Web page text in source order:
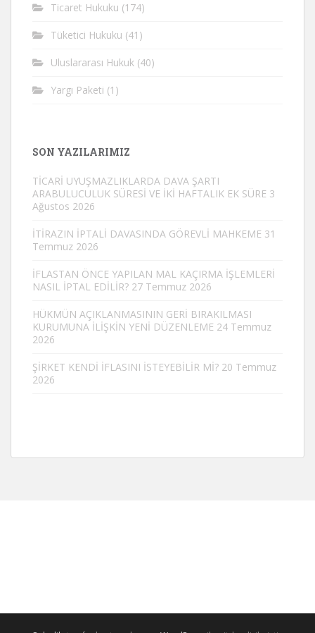
Ticaret Hukuku (174)
Tüketici Hukuku (41)
Uluslararası Hukuk (40)
Yargı Paketi (1)
SON YAZILARIMIZ
TİCARİ UYUŞMAZLIKLARDA DAVA ŞARTI
ARABULUCULUK SÜRESİ VE İKİ HAFTALIK EK SÜRE 3
Ağustos 2026
İTİRAZIN İPTALİ DAVASINDA GÖREVLİ MAHKEME 31
Temmuz 2026
İFLASTAN ÖNCE YAPILAN MAL KAÇIRMA İŞLEMLERİ
NASIL İPTAL EDİLİR? 27 Temmuz 2026
HÜKMÜN AÇIKLANMASININ GERİ BIRAKILMASI
KURUMUNA İLİŞKİN YENİ DÜZENLEME 24 Temmuz
2026
ŞİRKET KENDİ İFLASINI İSTEYEBİLİR Mİ? 20 Temmuz
2026